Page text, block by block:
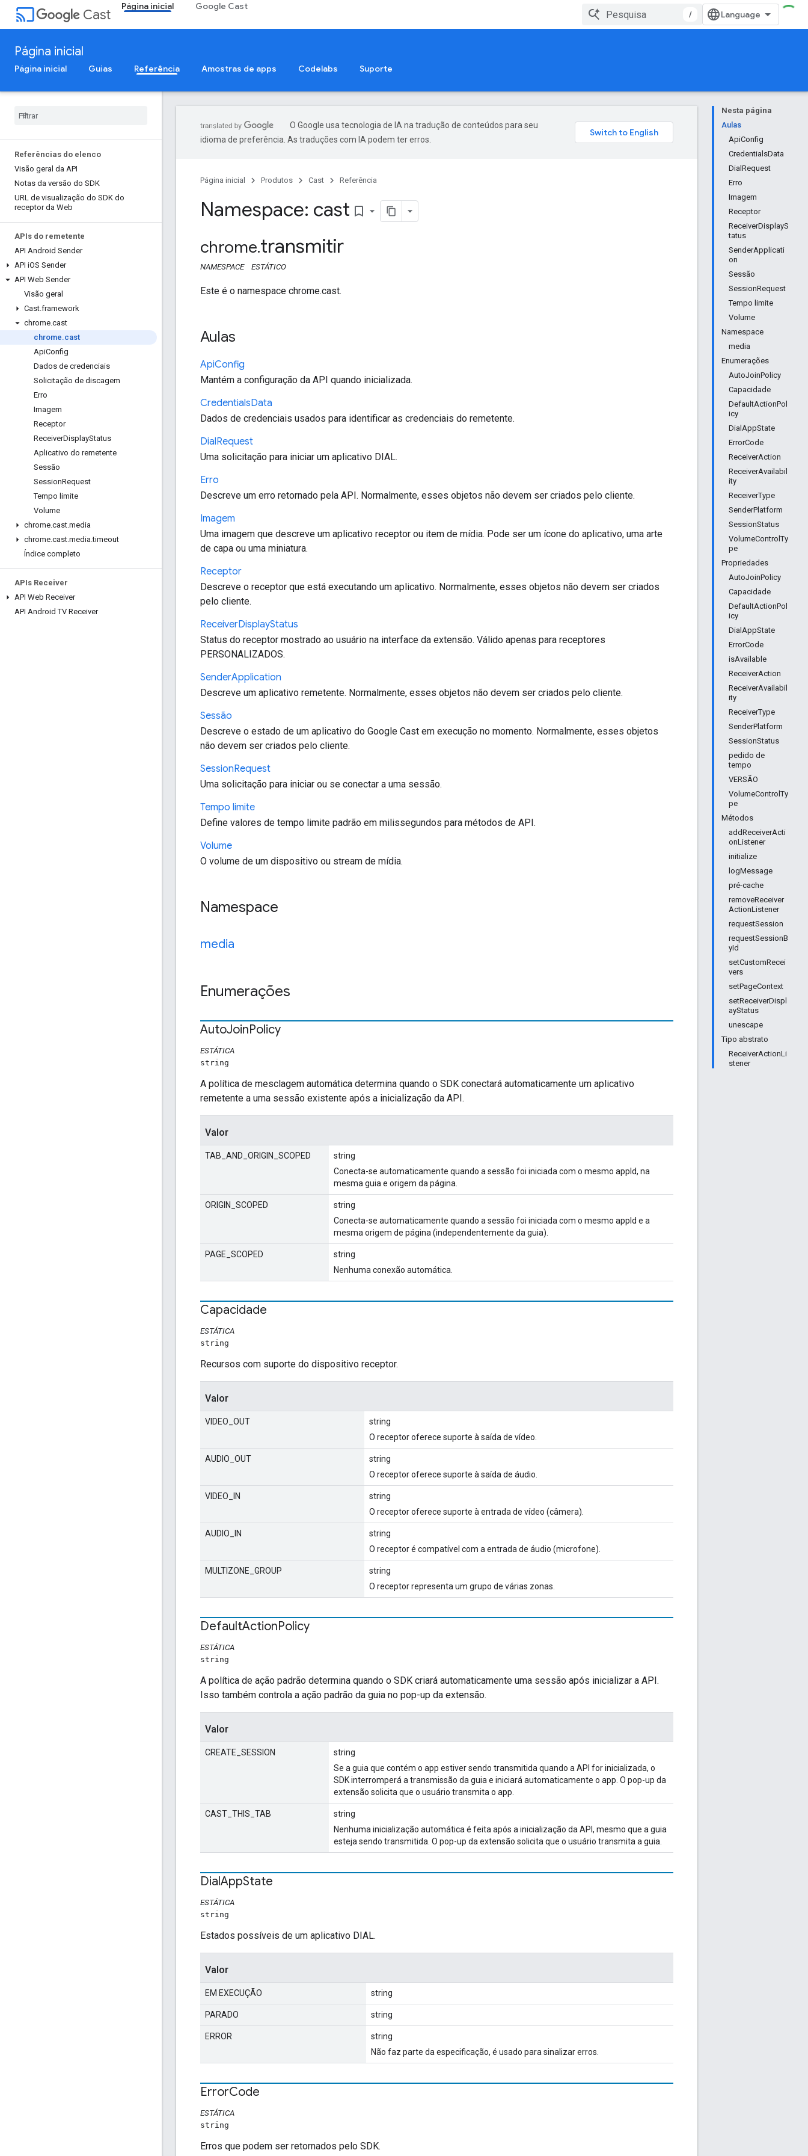
cast Cast
Página inicial Google Cast
/
Página inicial
Página inicial Guias Referência Amostras de apps Codelabs Suporte
Referências do elenco
Visão geral da API
Notas da versão do SDK
URL de visualização do SDK do
receptor da Web
APIs do remetente
API Android Sender
API iOS Sender
API Web Sender
Visão geral
Cast.framework
chrome.cast
chrome.cast
ApiConfig
Dados de credenciais
Solicitação de discagem
Erro
Imagem
Receptor
ReceiverDisplayStatus
Aplicativo do remetente
Sessão
SessionRequest
Tempo limite
Volume
chrome.cast.media
chrome.cast.media.timeout
Índice completo
APIs Receiver
API Web Receiver
API Android TV Receiver
Nesta página
Aulas
ApiConfig
CredentialsData
DialRequest
Erro
Imagem
Receptor
ReceiverDisplayS
tatus
SenderApplicati
on
Sessão
SessionRequest
Tempo limite
Volume
Namespace
media
Enumerações
AutoJoinPolicy
Capacidade
DefaultActionPol
icy
DialAppState
ErrorCode
ReceiverAction
ReceiverAvailabil
ity
ReceiverType
SenderPlatform
SessionStatus
VolumeControlTy
pe
Propriedades
AutoJoinPolicy
Capacidade
DefaultActionPol
icy
DialAppState
ErrorCode
isAvailable
ReceiverAction
ReceiverAvailabil
ity
ReceiverType
SenderPlatform
SessionStatus
pedido de
tempo
VERSÃO
VolumeControlTy
pe
Métodos
addReceiverActi
onListener
initialize
logMessage
pré-cache
removeReceiver
ActionListener
requestSession
requestSessionB
yId
setCustomRecei
vers
setPageContext
setReceiverDispl
ayStatus
unescape
Tipo abstrato
ReceiverActionLi
stener
O Google usa tecnologia de IA na tradução de conteúdos para seu
idioma de preferência. As traduções com IA podem ter erros.
Página inicial Produtos Cast Referência
Namespace: cast bookmark_border
chrome.transmitir
NAMESPACE ESTÁTICO
Este é o namespace chrome.cast.
Aulas
ApiConfig
Mantém a configuração da API quando inicializada.
CredentialsData
Dados de credenciais usados para identificar as credenciais do remetente.
DialRequest
Uma solicitação para iniciar um aplicativo DIAL.
Erro
Descreve um erro retornado pela API. Normalmente, esses objetos não devem ser criados pelo cliente.
Imagem
Uma imagem que descreve um aplicativo receptor ou item de mídia. Pode ser um ícone do aplicativo, uma arte
de capa ou uma miniatura.
Receptor
Descreve o receptor que está executando um aplicativo. Normalmente, esses objetos não devem ser criados
pelo cliente.
ReceiverDisplayStatus
Status do receptor mostrado ao usuário na interface da extensão. Válido apenas para receptores
PERSONALIZADOS.
SenderApplication
Descreve um aplicativo remetente. Normalmente, esses objetos não devem ser criados pelo cliente.
Sessão
Descreve o estado de um aplicativo do Google Cast em execução no momento. Normalmente, esses objetos
não devem ser criados pelo cliente.
SessionRequest
Uma solicitação para iniciar ou se conectar a uma sessão.
Tempo limite
Define valores de tempo limite padrão em milissegundos para métodos de API.
Volume
O volume de um dispositivo ou stream de mídia.
Namespace
media
Enumerações
AutoJoinPolicy
ESTÁTICA
string
A política de mesclagem automática determina quando o SDK conectará automaticamente um aplicativo
remetente a uma sessão existente após a inicialização da API.
Valor
TAB_AND_ORIGIN_SCOPED
string
Conecta-se automaticamente quando a sessão foi iniciada com o mesmo appId, na
mesma guia e origem da página.
ORIGIN_SCOPED
string
Conecta-se automaticamente quando a sessão foi iniciada com o mesmo appId e a
mesma origem de página (independentemente da guia).
PAGE_SCOPED
string
Nenhuma conexão automática.
Capacidade
ESTÁTICA
string
Recursos com suporte do dispositivo receptor.
Valor
VIDEO_OUT
string
O receptor oferece suporte à saída de vídeo.
AUDIO_OUT
string
O receptor oferece suporte à saída de áudio.
VIDEO_IN
string
O receptor oferece suporte à entrada de vídeo (câmera).
AUDIO_IN
string
O receptor é compatível com a entrada de áudio (microfone).
MULTIZONE_GROUP
string
O receptor representa um grupo de várias zonas.
DefaultActionPolicy
ESTÁTICA
string
A política de ação padrão determina quando o SDK criará automaticamente uma sessão após inicializar a API.
Isso também controla a ação padrão da guia no pop-up da extensão.
Valor
CREATE_SESSION
string
Se a guia que contém o app estiver sendo transmitida quando a API for inicializada, o
SDK interromperá a transmissão da guia e iniciará automaticamente o app. O pop-up da
extensão solicita que o usuário transmita o app.
CAST_THIS_TAB
string
Nenhuma inicialização automática é feita após a inicialização da API, mesmo que a guia
esteja sendo transmitida. O pop-up da extensão solicita que o usuário transmita a guia.
DialAppState
ESTÁTICA
string
Estados possíveis de um aplicativo DIAL.
Valor
EM EXECUÇÃO string
PARADO string
ERROR
string
Não faz parte da especificação, é usado para sinalizar erros.
ErrorCode
ESTÁTICA
string
Erros que podem ser retornados pelo SDK.